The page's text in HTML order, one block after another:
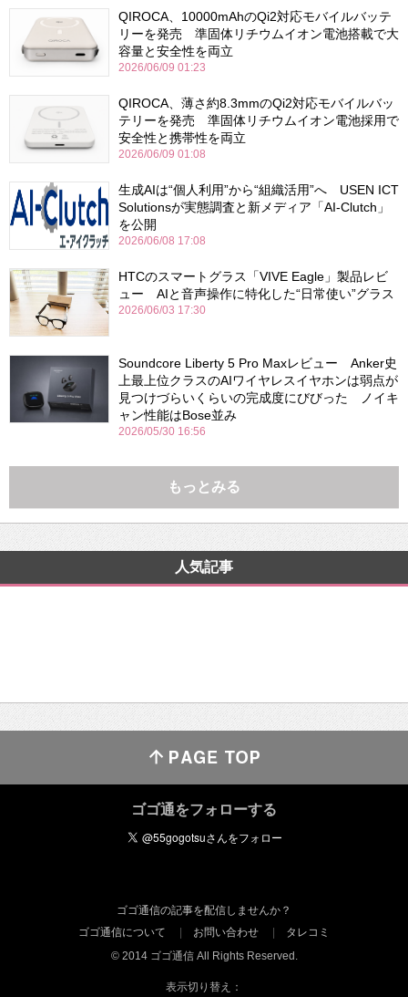
QIROCA、10000mAhのQi2対応モバイルバッテ
リーを発売 準固体リチウムイオン電池搭載で大
容量と安全性を両立
2026/06/09 01:23
QIROCA、薄さ約8.3mmのQi2対応モバイルバッ
テリーを発売 準固体リチウムイオン電池採用で
安全性と携帯性を両立
2026/06/09 01:08
生成AIは“個人利用”から“組織活用”へ USEN ICT
Solutionsが実態調査と新メディア「AI-Clutch」
を公開
2026/06/08 17:08
HTCのスマートグラス「VIVE Eagle」製品レビ
ュー AIと音声操作に特化した“日常使い”グラス
2026/06/03 17:30
Soundcore Liberty 5 Pro Maxレビュー Anker史
上最上位クラスのAIワイヤレスイヤホンは弱点が
見つけづらいくらいの完成度にびびった ノイキ
ャン性能はBose並み
2026/05/30 16:56
もっとみる
人気記事
ゴゴ通をフォローする
ゴゴ通信の記事を配信しませんか？
ゴゴ通信について
お問い合わせ
タレコミ
© 2014 ゴゴ通信 All Rights Reserved.
表示切り替え：